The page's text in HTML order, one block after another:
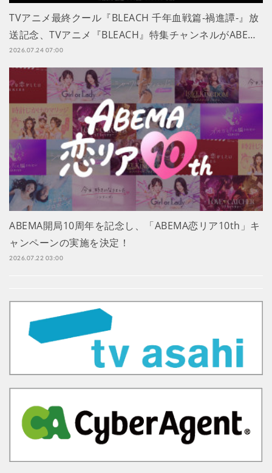
TVアニメ最終クール『BLEACH 千年血戦篇-禍進譚-』放
送記念、TVアニメ『BLEACH』特集チャンネルがABE…
2026.07.24 07:00
ABEMA開局10周年を記念し、「ABEMA恋リア10th」キ
ャンペーンの実施を決定！
2026.07.22 03:00